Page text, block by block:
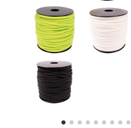
Hitta din säljare
Kontakta Lekolar